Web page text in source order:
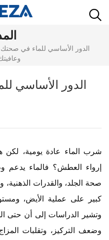
الدور الأساسي للماء في صحتك
الدور الأساسي
شرب الماء عادة يومية، لكن
إرواء العطش؟ فالماء يدعم
صحة الجلد، والقدرات الذهنية،
كبير على عملية الأيض،
وتشير الدراسات إلى أن حتى
وضعف التركيز، وتقلبات